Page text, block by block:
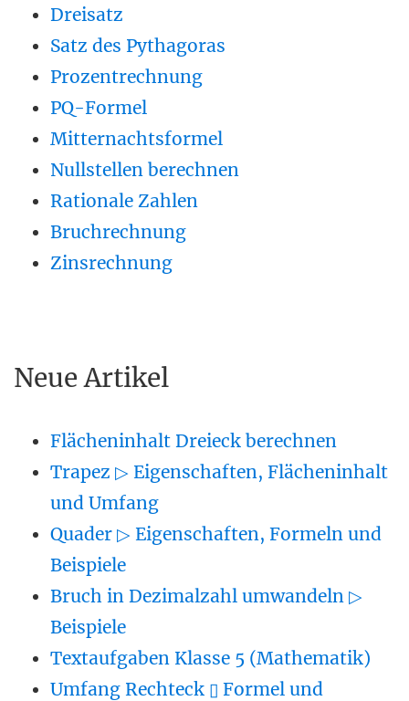
Dreisatz
Satz des Pythagoras
Prozentrechnung
PQ-Formel
Mitternachtsformel
Nullstellen berechnen
Rationale Zahlen
Bruchrechnung
Zinsrechnung
Neue Artikel
Flächeninhalt Dreieck berechnen
Trapez ▷ Eigenschaften, Flächeninhalt
und Umfang
Quader ▷ Eigenschaften, Formeln und
Beispiele
Bruch in Dezimalzahl umwandeln ▷
Beispiele
Textaufgaben Klasse 5 (Mathematik)
Umfang Rechteck ▯ Formel und